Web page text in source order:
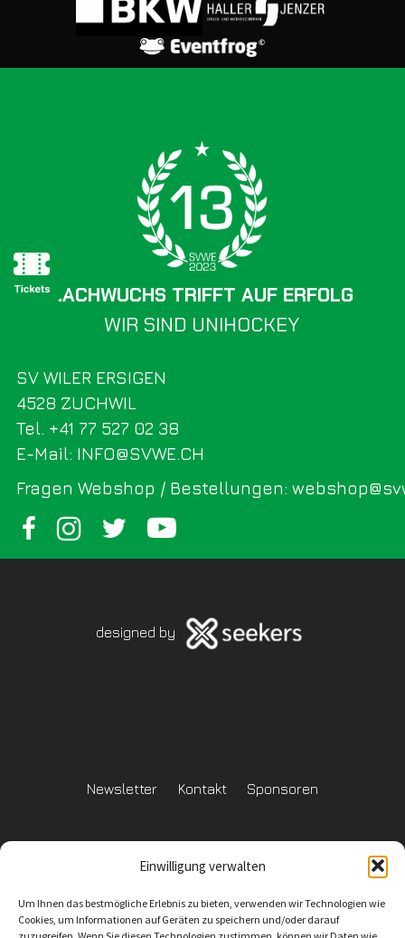
Einwilligung verwalten
Um Ihnen das bestmögliche Erlebnis zu bieten, verwenden wir Technologien wie
Cookies, um Informationen auf Geräten zu speichern und/oder darauf
SV WILER ERSIGEN
Fragen Webshop / Bestellungen:
4528 ZUCHWIL
Tel. +41 77 527 02 38
E-Mail: INFO@SVWE.CH
WIR SIND UNIHOCKEY
NACHWUCHS TRIFFT AUF ERFOLG
designed by
Newsletter Kontakt Sponsoren
Reglement Datenschutz